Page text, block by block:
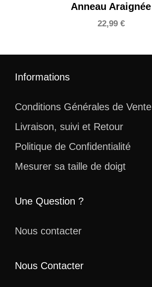
Anneau Araignée
22,99 €
Informations
Conditions Générales de Vente
Livraison, suivi et Retour
Politique de Confidentialité
Mesurer sa taille de doigt
Une Question ?
Nous contacter
Nous Contacter